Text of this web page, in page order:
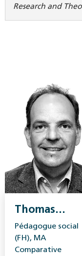
Research and
Thomas
Vollmer
Pédagogue social
(FH), MA
Comparative